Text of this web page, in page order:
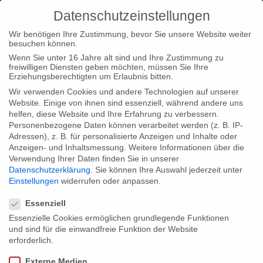
Home Typ|News
Internationales Dokumentar- und Kurzfilm
Festival Dokufest
Internationales Dokumentar- und
Kurzfilm Festival Dokufest
Beim internationalen Dokumentar- und Kurzfilm Festival
Dokufest in Prizren/Kosovo hat unser Film Tabakmädchen
Datenschutzeinstellungen
Wir benötigen Ihre Zustimmung, bevor Sie unsere Website weiter
besuchen können.
Wenn Sie unter 16 Jahre alt sind und Ihre Zustimmung zu
freiwilligen Diensten geben möchten, müssen Sie Ihre
Erziehungsberechtigten um Erlaubnis bitten.
Wir verwenden Cookies und andere Technologien auf unserer
Website. Einige von ihnen sind essenziell, während andere uns
helfen, diese Website und Ihre Erfahrung zu verbessern.
Personenbezogene Daten können verarbeitet werden (z. B. IP-
Adressen), z. B. für personalisierte Anzeigen und Inhalte oder
Anzeigen- und Inhaltsmessung. Weitere Informationen über die
Verwendung Ihrer Daten finden Sie in unserer
Datenschutzerklärung
Sie können Ihre Auswahl jederzeit unter
Einstellungen widerrufen oder anpassen.
Essenziell
Essenzielle Cookies ermöglichen grundlegende Funktionen
und sind für die einwandfreie Funktion der Website
erforderlich.